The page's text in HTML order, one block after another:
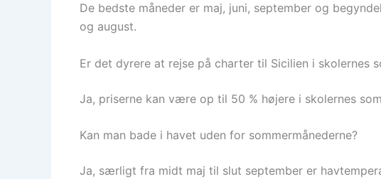
De bedste måneder er maj, juni, september og
og august.
Er det dyrere at rejse på charter til Sicilien i skolernes
Ja, priserne kan være op til 50 % højere i skolernes
Kan man bade i havet uden for sommermånederne?
Ja, særligt fra midt maj til slut september er